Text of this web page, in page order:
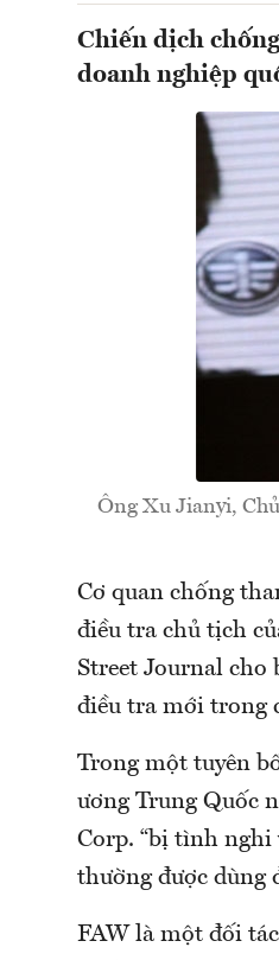
Chiến dịch
doanh nghiệp
Ông Xu Jianyi,
Cơ quan chống
điều tra chủ tịch
Street Journal cho
điều tra mới trong
Trong một tuyên
ương Trung Quốc
Corp. “bị tình nghi
thường được dùng
FAW là một đối